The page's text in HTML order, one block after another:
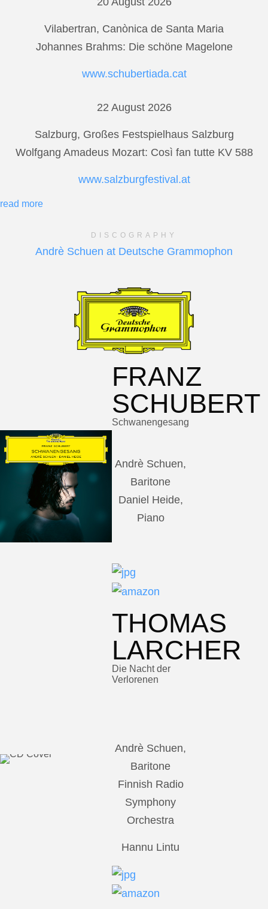
Vilabertran, Canònica de Santa Maria
Johannes Brahms: Die schöne Magelone
www.schubertiada.cat
22 August 2026
Salzburg, Großes Festspielhaus Salzburg
Wolfgang Amadeus Mozart: Così fan tutte KV 588
www.salzburgfestival.at
read more
DISCOGRAPHY
Andrè Schuen at Deutsche Grammophon
FRANZ
SCHUBERT
Schwanengesang
Andrè Schuen,
Baritone
Daniel Heide,
Piano
THOMAS
LARCHER
Die Nacht der
Verlorenen
Andrè Schuen,
Baritone
Finnish Radio
Symphony
Orchestra
Hannu Lintu